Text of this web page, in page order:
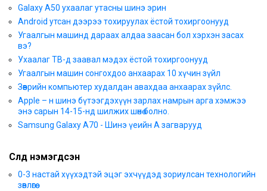
Galaxy A50 ухаалаг утасны шинэ эрин
Android утсан дээрээ тохируулах ёстой тохиргоонууд
Угаалгын машинд дараах алдаа заасан бол хэрхэн засах
вэ?
Ухаалаг ТВ-д заавал мэдэх ёстой тохиргоонууд
Угаалгын машин сонгохдоо анхаарах 10 хүчин зүйл
Зөөврийн компьютер худалдан авахдаа анхаарах зүйлс.
Apple – н шинэ бүтээгдэхүүн зарлах намрын арга хэмжээ
энэ сарын 14-15-нд шилжих шөнө болно.
Samsung Galaxy A70 - Шинэ үеийн А загварууд
Сүүлд нэмэгдсэн
0-3 настай хүүхэдтэй эцэг эхчүүдэд зориулсан технологийн
зөвлөгөө